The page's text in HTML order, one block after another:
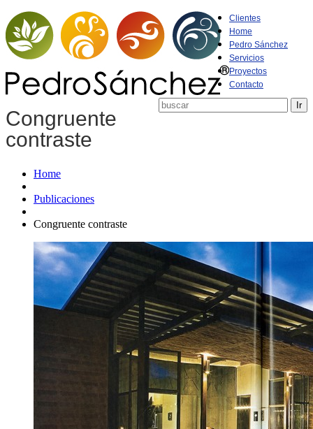
Clientes
Home
Pedro Sánchez
Servicios
Proyectos
Contacto
Congruente
contraste
Home
Publicaciones
Congruente contraste